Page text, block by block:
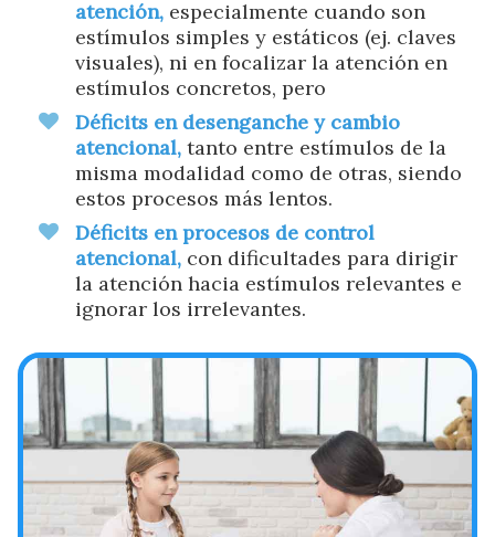
atención, especialmente cuando son
estímulos simples y estáticos (ej. claves
visuales), ni en focalizar la atención en
estímulos concretos, pero
Déficits en desenganche y cambio
atencional, tanto entre estímulos de la
misma modalidad como de otras, siendo
estos procesos más lentos.
Déficits en procesos de control
atencional, con dificultades para dirigir
la atención hacia estímulos relevantes e
ignorar los irrelevantes.
Ayúdanos a mejorar
Si necesitas ayuda mándanos un mail